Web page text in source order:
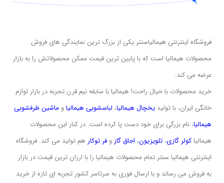
فروشگاه اینترنتی هیمالیاسنتر یکی از بزرگ ترین نمایندگی های فروش
محصولات هیمالیا است که با پایین ترین قیمت ممکن محصولاتش را به بازار
عرضه می کند.
خرید محصولات با خیال راحت! هیمالیا با سابقه نیم قرن تجربه در بازار لوازم
خانگی ایران، با تولید یخچال هیمالیا، لباسشویی هیمالیاو ماشین ظرفشویی
هیمالیا، نام بزرگی برای خود دست پا کرده است. در کنار این محصولات
هیمالیاکولر گازی، تلویزیون، اجاق گاز و فر توکار هم تولید می کند. فروشگاه
اینترنتی هیمالیا سنتر تمام محصولات هیمالیا را با ارزان ترین قیمت در بازار
به فروش می رساند و با ارسال فوری به سرتاسر کشور تجربه ای تازه از خرید